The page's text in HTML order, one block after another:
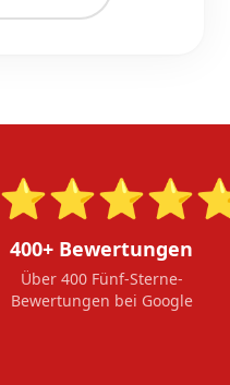
400+ Bewertungen
Über 400 Fünf-Sterne-
Bewertungen bei Google